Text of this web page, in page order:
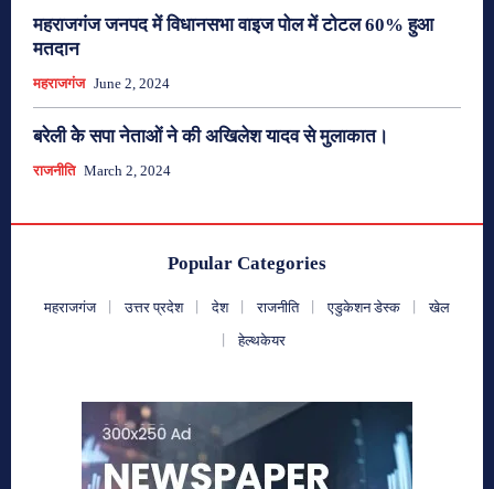
महराजगंज जनपद में विधानसभा वाइज पोल में टोटल 60% हुआ
मतदान
महराजगंज June 2, 2024
बरेली केे सपा नेताओं ने की अखिलेश यादव से मुलाकात।
राजनीति March 2, 2024
Popular Categories
महराजगंज उत्तर प्रदेश देश राजनीति एडुकेशन डेस्क
खेल
हेल्थकेयर